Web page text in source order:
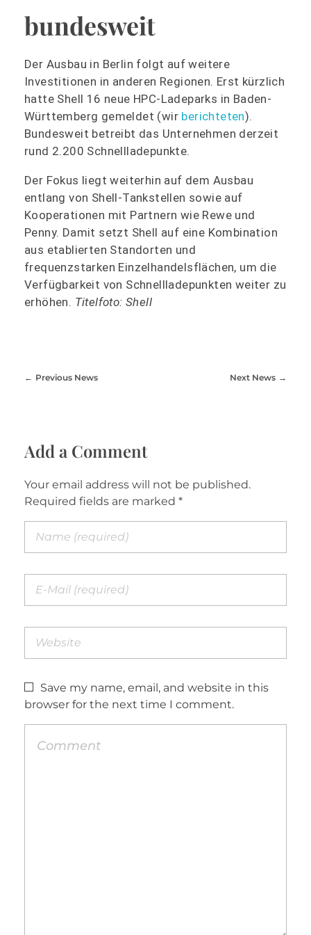
bundesweit
Der Ausbau in Berlin folgt auf weitere
Investitionen in anderen Regionen. Erst kürzlich
hatte Shell 16 neue HPC-Ladeparks in Baden-
Württemberg gemeldet (wir berichteten).
Bundesweit betreibt das Unternehmen derzeit
rund 2.200 Schnellladepunkte.
Der Fokus liegt weiterhin auf dem Ausbau
entlang von Shell-Tankstellen sowie auf
Kooperationen mit Partnern wie Rewe und
Penny. Damit setzt Shell auf eine Kombination
aus etablierten Standorten und
frequenzstarken Einzelhandelsflächen, um die
Verfügbarkeit von Schnellladepunkten weiter zu
erhöhen. Titelfoto: Shell
Previous News Next News
Add a Comment
Your email address will not be published.
Required fields are marked *
Save my name, email, and website in this
browser for the next time I comment.